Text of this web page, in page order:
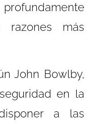
razones más
John Bowlby,
en la
a las